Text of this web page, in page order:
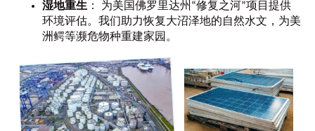
湿地重生 ： 为美国佛罗里达州“修复之河”项目提供
环境评估。我们助力恢复大沼泽地的自然水文，为美
洲鳄等濒危物种重建家园。